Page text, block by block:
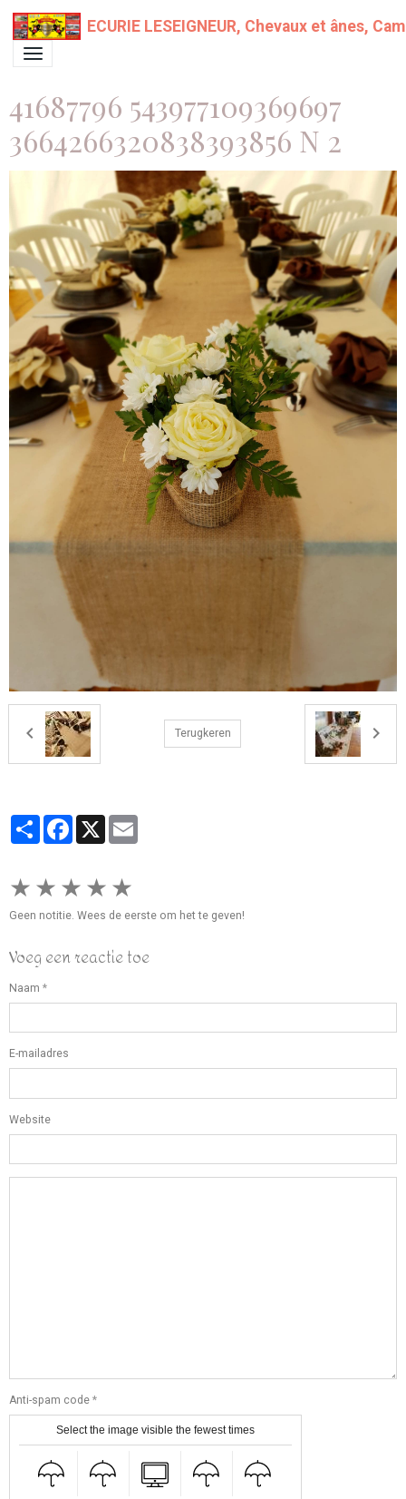
ECURIE LESEIGNEUR, Chevaux et ânes,
41687796 543977109369697
3664266320838393856 N 2
Terugkeren
PartagerFacebook
X
★ ★ ★ ★ ★
Geen notitie. Wees de eerste om het te geven!
Voeg een reactie toe
Naam
E-mailadres
Website
Anti-spam code
Select the image visible the fewest times